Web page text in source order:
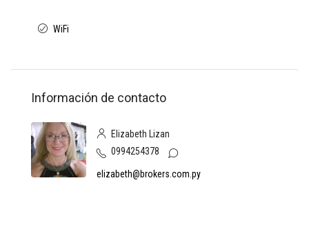
WiFi
Información de contacto
Elizabeth Lizan
0994254378
elizabeth@brokers.com.py